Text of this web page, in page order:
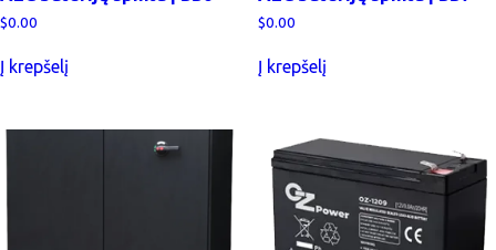
$0.00
Į krepšelį
$0.00
Į krepšelį